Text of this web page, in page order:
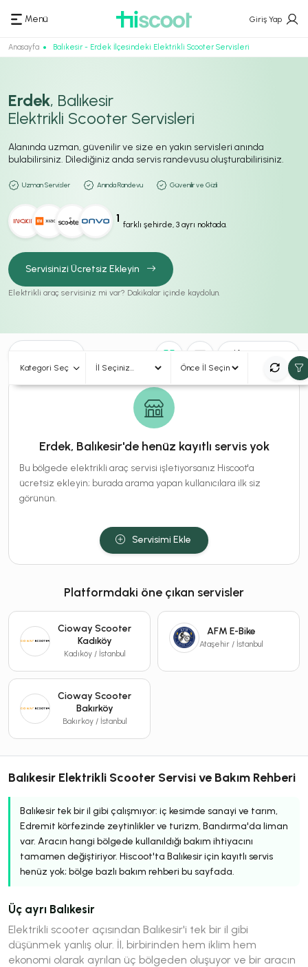
Menü Giriş Yap
Anasayfa Balıkesir - Erdek İlçesindeki Elektrikli Scooter Servisleri
Erdek, Balıkesir
Elektrikli Scooter Servisleri
Alanında uzman, güvenilir ve size en yakın servisleri anında
bulabilirsiniz. Dilediğiniz anda servis randevusu oluşturabilirisiniz.
Uzman Servisler Anında Randevu Güvenilir ve Gizli
1 farklı şehirde, 3 ayrı noktada.
Servisinizi Ücretsiz Ekleyin
Elektrikli araç servisiniz mi var? Dakikalar içinde kaydolun.
Kategori Seç
Erdek, Balıkesir'de henüz kayıtlı servis yok
Bu bölgede elektrikli araç servisi işletiyorsanız Hiscoot'a
ücretsiz ekleyin; burada arama yapan kullanıcılara ilk siz
görünün.
Servisimi Ekle
Platformdaki öne çıkan servisler
Cioway Scooter
Kadıköy
Kadıköy / İstanbul
AFM E-Bike
Ataşehir / İstanbul
Cioway Scooter
Bakırköy
Bakırköy / İstanbul
Balıkesir Elektrikli Scooter Servisi ve Bakım Rehberi
Balıkesir tek bir il gibi çalışmıyor: iç kesimde sanayi ve tarım,
Edremit körfezinde zeytinlikler ve turizm, Bandırma'da liman
var. Aracın hangi bölgede kullanıldığı bakım ihtiyacını
tamamen değiştiriyor. Hiscoot'ta Balıkesir için kayıtlı servis
henüz yok; bölge bazlı bakım rehberi bu sayfada.
Üç ayrı Balıkesir
Elektrikli scooter açısından Balıkesir'i tek bir il gibi
düşünmek yanlış olur. İl, birbirinden hem iklim hem
ekonomi olarak ayrılan üç bölgeden oluşuyor ve bir aracın